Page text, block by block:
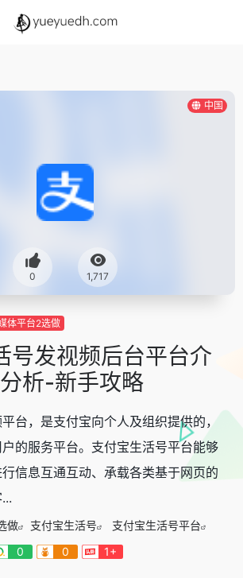
中国
0 1,717
体平台2选做
号发视频后台平台介
析-新手攻略
台，是支付宝向个人及组织提供的，
的服务平台。支付宝生活号平台能够
信息互通互动、承载各类基于网页的
做 支付宝生活号
支付宝生活号平台
0 0 1+